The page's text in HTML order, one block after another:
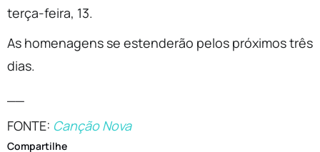
terça-feira, 13.
As homenagens se estenderão pelos próximos três
dias.
FONTE: Canção Nova
Compartilhe